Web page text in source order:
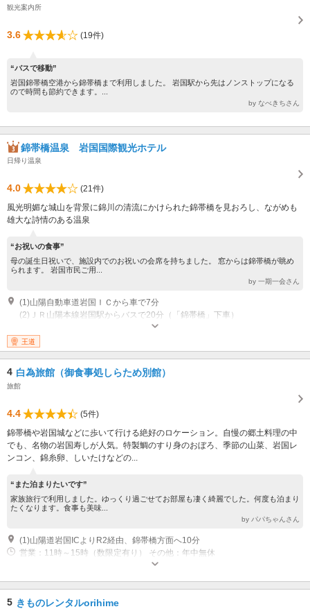
観光案内所
3.6 (19件)
“バスで移動”
岩国錦帯橋空港から錦帯橋まで利用しました。 岩国駅から先はノンストップになる
ので時間も節約できます。...
by なべきちさん
錦帯橋温泉 岩国国際観光ホテル
日帰り温泉
4.0
(21件)
風光明媚な城山を背景に錦川の清流にかけられた錦帯橋を見おろし、ながめも
雄大な詩情のある温泉
“お祝いの食事”
母の誕生日祝いで、施設内でのお祝いの会席を持ちました。 窓からは錦帯橋が眺め
られます。 岩国市民ご用...
by 一期一会さん
(1)山陽自動車道岩国ＩＣから車で7分
(2)ＪＲ山陽本線岩国駅からバスで20分（「錦帯橋」下車）
王道
4 白為旅館（御食事処しらため別館）
旅館
4.4
(5件)
錦帯橋や岩国城などに歩いて行ける絶好のロケーション。自慢の郷土料理の中
でも、名物の岩国寿しが人気。特製鯛のすり身のおぼろ、季節の山菜、岩国レ
ンコン、錦糸卵、しいたけなどの...
“また泊まりたいです”
家族旅行で利用しました。ゆっくり過ごせてお部屋も凄く綺麗でした。何度も泊まり
たくなります。食事も美味...
by パパちゃんさん
(1)山陽道岩国ICよりR2経由、錦帯橋方面へ10分
営業：11時～15時（数限定有り） その他：年中無休
5 きものレンタルorihime